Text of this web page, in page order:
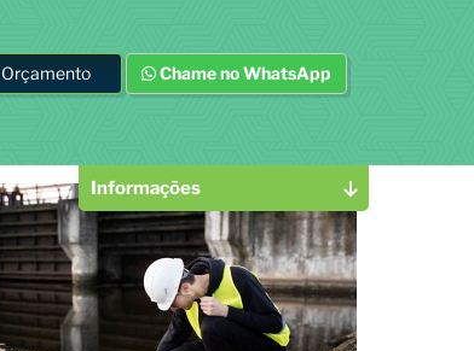
Chame no WhatsApp
Informações